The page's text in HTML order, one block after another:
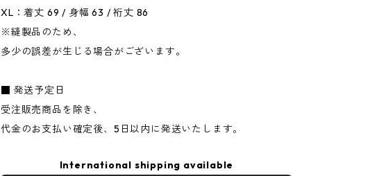
XL：着丈 69 / 身幅 63 / 裄丈 86
※縫製品のため、
多少の誤差が生じる場合がございます。
■ 発送予定日
受注販売商品を除き、
代金のお支払い確定後、5日以内に発送いたします。
International shipping available